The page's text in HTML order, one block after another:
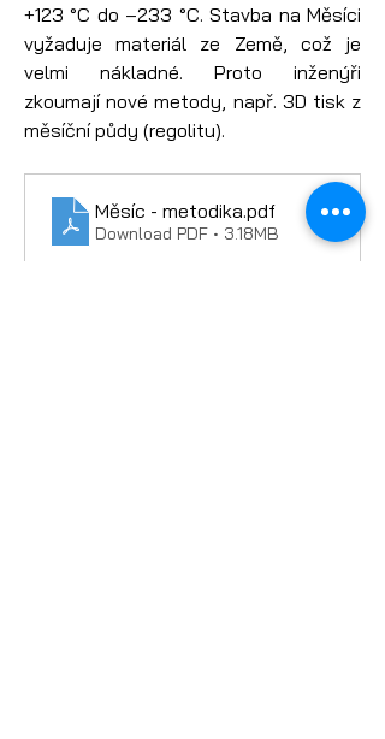
+123 °C do –233 °C. Stavba na Měsíci
vyžaduje materiál ze Země, což je
velmi nákladné. Proto inženýři
zkoumají nové metody, např. 3D tisk z
měsíční půdy (regolitu).
Měsíc - metodika.pdf
Download PDF • 3.18MB